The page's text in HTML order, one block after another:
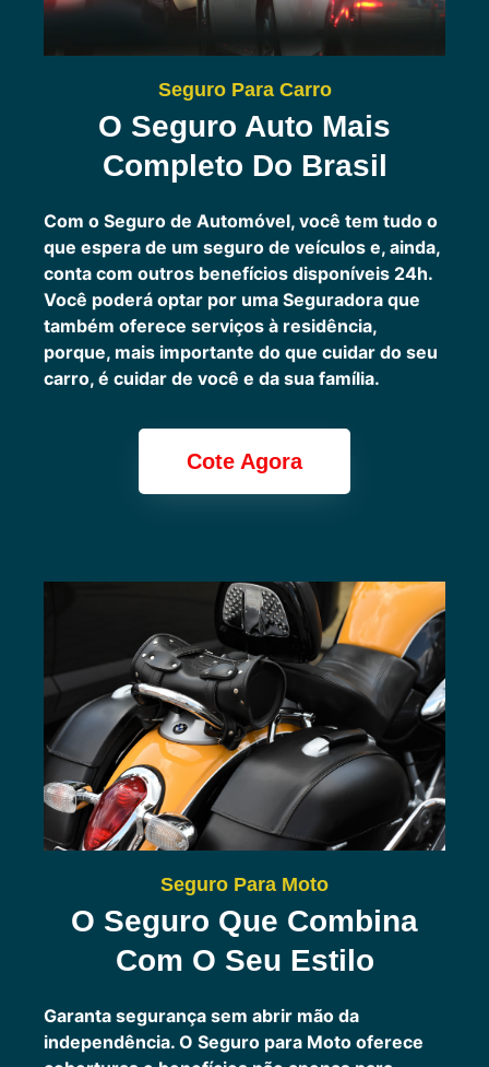
Seguro Para Carro
O Seguro Auto Mais
Completo Do Brasil
Com o Seguro de Automóvel, você tem tudo o
que espera de um seguro de veículos e, ainda,
conta com outros benefícios disponíveis 24h.
Você poderá optar por uma Seguradora que
também oferece serviços à residência,
porque, mais importante do que cuidar do seu
carro, é cuidar de você e da sua família.
Cote Agora
Seguro Para Moto
O Seguro Que Combina
Com O Seu Estilo
Garanta segurança sem abrir mão da
independência. O Seguro para Moto oferece